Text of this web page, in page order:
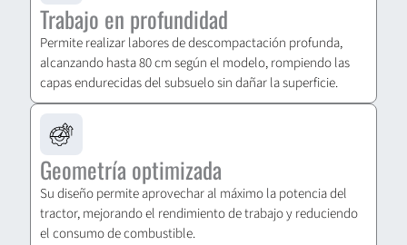
Trabajo en profundidad
Permite realizar labores de descompactación profunda,
alcanzando hasta 80 cm según el modelo, rompiendo las
capas endurecidas del subsuelo sin dañar la superficie.
Geometría optimizada
Su diseño permite aprovechar al máximo la potencia del
tractor, mejorando el rendimiento de trabajo y reduciendo
el consumo de combustible.